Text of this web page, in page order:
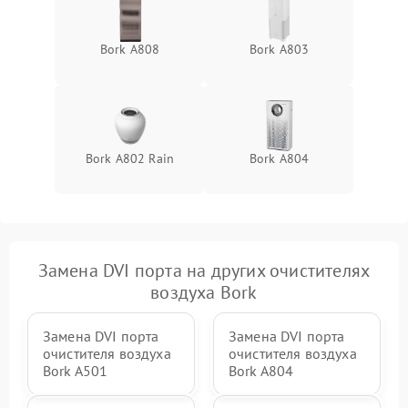
Bork А808 Bork A803
Bork A802 Rain Bork A804
Замена DVI порта на других очистителях
воздуха Bork
Замена DVI порта
очистителя воздуха
Bork A501
Замена DVI порта
очистителя воздуха
Bork A804